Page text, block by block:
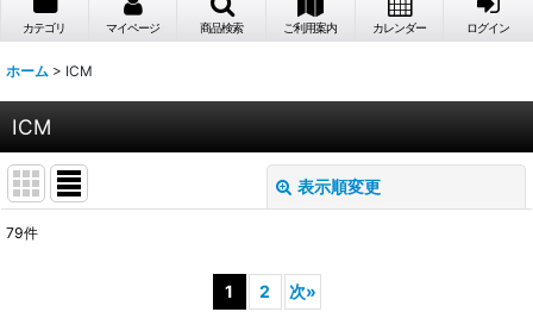
カテゴリ マイページ 商品検索 ご利用案内 カレンダー ログイン
ホーム > ICM
ICM
表示順変更
79件
1 2 次»